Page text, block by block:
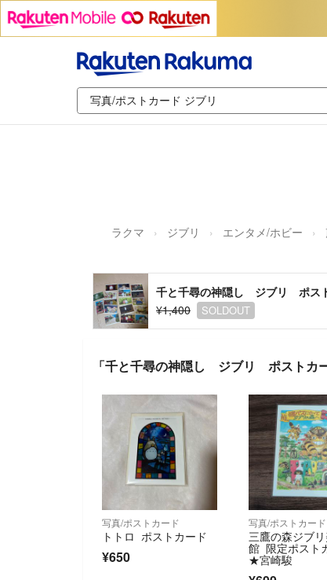
ラクマ ジブリ エンタメ/ホビー
千と千尋の神隠し ジブリ ポス
¥1,400
SOLDOUT
「千と千尋の神隠し ジブリ ポストカ
写真/ポストカード
トトロ ポストカード
¥650
写真/ポストカード
三鷹の森ジブ
館 限定ポスト
★宮崎駿